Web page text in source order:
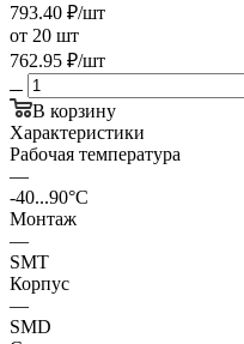
793.40 ₽/шт
от 20 шт
762.95 ₽/шт
В корзину
Характеристики
Рабочая температура
—
-40...90°C
Монтаж
—
SMT
Корпус
—
SMD